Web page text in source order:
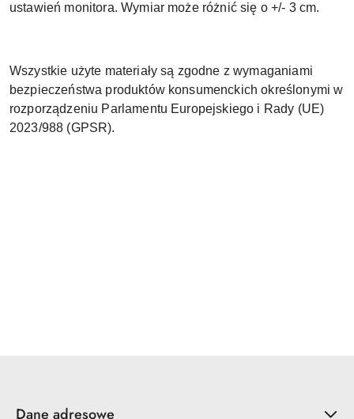
ustawień monitora. Wymiar może różnić się o +/- 3 cm.
Wszystkie użyte materiały są zgodne z wymaganiami
bezpieczeństwa produktów konsumenckich określonymi w
rozporządzeniu Parlamentu Europejskiego i Rady (UE)
2023/988 (GPSR).
Dane adresowe